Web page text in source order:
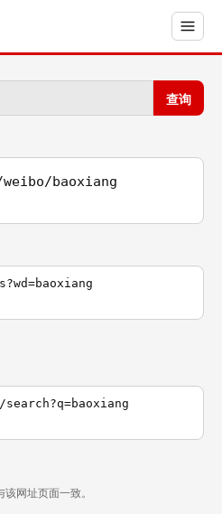
查询
baoxiang
网址页面一致。